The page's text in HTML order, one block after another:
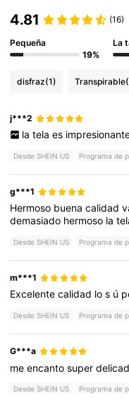
4.81 (16)
Pequeña
19%
La
disfraz(1) Transpirable
j***2
la tela es
Desde SHEIN US Programa de
g***1
Hermoso buenacalidad
demasiado hermoso la
Desde SHEIN US Programa de
m***1
Excelentecalidad los ú
Desde SHEIN US Programa de
G***a
meencantosuper
Desde SHEIN US Programa de